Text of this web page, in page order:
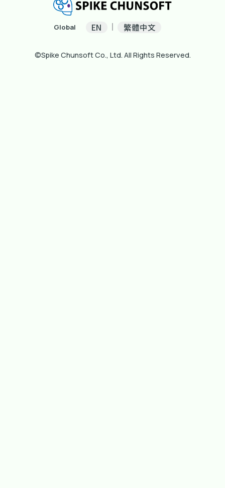
Global EN 繁體中文
©Spike Chunsoft Co., Ltd. All Rights Reserved.